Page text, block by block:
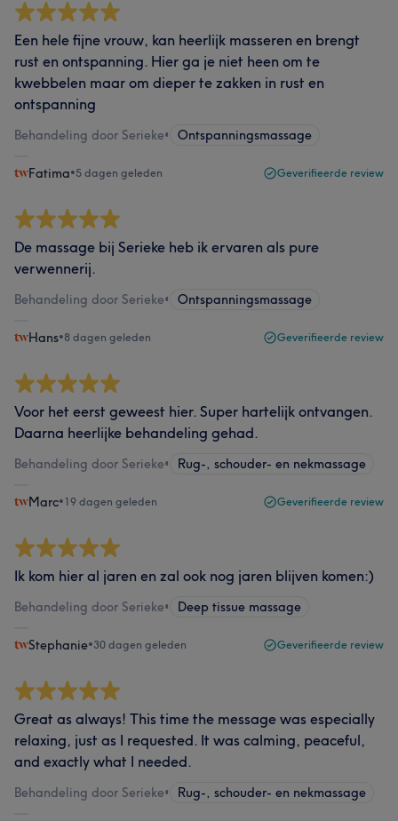
Een hele fijne vrouw, kan heerlijk masseren en brengt
rust en ontspanning. Hier ga je niet heen om te
kwebbelen maar om dieper te zakken in rust en
ontspanning
Behandeling door Serieke• Ontspanningsmassage
Fatima•5 dagen geleden Geverifieerde review
De massage bij Serieke heb ik ervaren als pure
verwennerij.
Behandeling door Serieke• Ontspanningsmassage
Hans•8 dagen geleden Geverifieerde review
Voor het eerst geweest hier. Super hartelijk ontvangen.
Daarna heerlijke behandeling gehad.
Behandeling door Serieke• Rug-, schouder- en nekmassage
Marc•19 dagen geleden Geverifieerde review
Ik kom hier al jaren en zal ook nog jaren blijven komen:)
Behandeling door Serieke• Deep tissue massage
Stephanie•30 dagen geleden Geverifieerde review
Great as always! This time the message was especially
relaxing, just as I requested. It was calming, peaceful,
and exactly what I needed.
Behandeling door Serieke• Rug-, schouder- en nekmassage